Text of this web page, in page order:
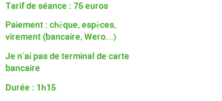
Tarif de séance : 75 euros
Paiement : chèque, espèces,
virement (bancaire,Wero…)
Je n’ai pas de terminal de carte
bancaire
Durée : 1h15